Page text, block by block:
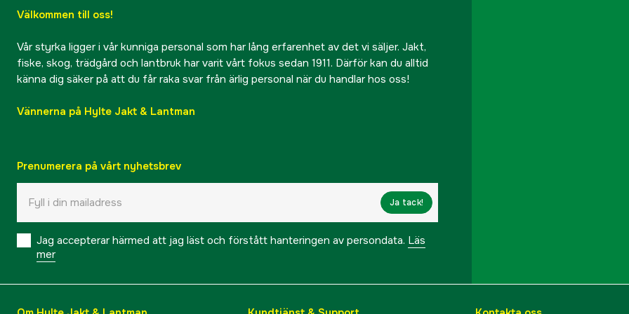
Välkommen till oss!
Vår styrka ligger i vår kunniga personal som har lång erfarenhet av det vi säljer. Jakt,
fiske, skog, trädgård och lantbruk har varit vårt fokus sedan 1911. Därför kan du alltid
känna dig säker på att du får raka svar från ärlig personal när du handlar hos oss!
Vännerna på Hylte Jakt & Lantman
Prenumerera på vårt nyhetsbrev
Ja tack!
Jag accepterar härmed att jag läst och förstått hanteringen av persondata. Läs
mer